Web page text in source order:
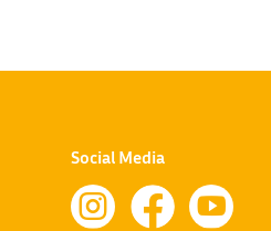
Social Media
  